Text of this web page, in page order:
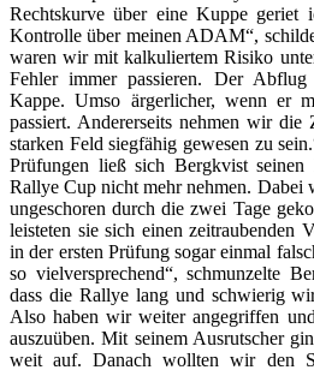
Rechtskurve über eine Kuppe
Kontrolle über meinen ADAM“,
waren wir mit kalkuliertem Risiko
Fehler immer passieren. Der
Kappe. Umso ärgerlicher, wenn er
passiert. Andererseits nehmen wir
starken Feld siegfähig gewesen zu
Prüfungen ließ sich Bergkvist
Rallye Cup nicht mehr nehmen. Dabei
ungeschoren durch die zwei Tage
leisteten sie sich einen zeitraubenden
in der ersten Prüfung sogar einmal
so vielversprechend“, schmunzelte
dass die Rallye lang und schwierig
Also haben wir weiter angegriffen
auszuüben. Mit seinem Ausrutscher
weit auf. Danach wollten wir den